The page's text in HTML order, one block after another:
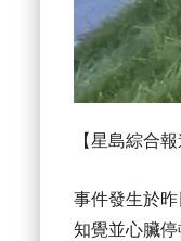
【星島綜合報
事件發生於
知覺並心臟停